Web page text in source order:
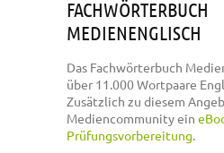
FACHWÖRTERBUCH
MEDIENENGLISCH
Das Fachwörterbuch
über 11.000 Wortpaare
Zusätzlich zu diesem
Mediencommunity ein
Prüfungsvorbereitung.